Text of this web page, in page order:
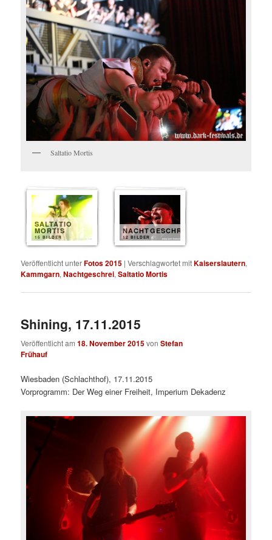
Saltatio Mortis
SALTATIO
MORTIS
15 BILDER
NACHTGESCHREI
12 BILDER
Veröffentlicht unterFotos 2015 |Verschlagwortet mitKaiserslautern,
Kammgarn,Nachtgeschrei,Saltatio Mortis
Shining, 17.11.2015
Veröffentlicht am18. November 2015vonStefan
Frühauf
Wiesbaden (Schlachthof), 17.11.2015
Vorprogramm: Der Weg einer Freiheit, Imperium Dekadenz